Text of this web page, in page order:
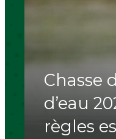
Chasse
d’eau
règles